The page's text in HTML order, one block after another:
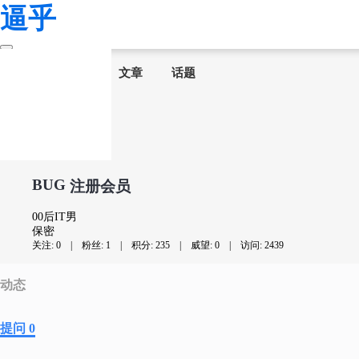
逼乎
文章 话题
BUG 注册会员
00后IT男
保密
关注: 0 | 粉丝: 1 | 积分: 235 | 威望: 0 | 访问: 2439
动态
提问 0